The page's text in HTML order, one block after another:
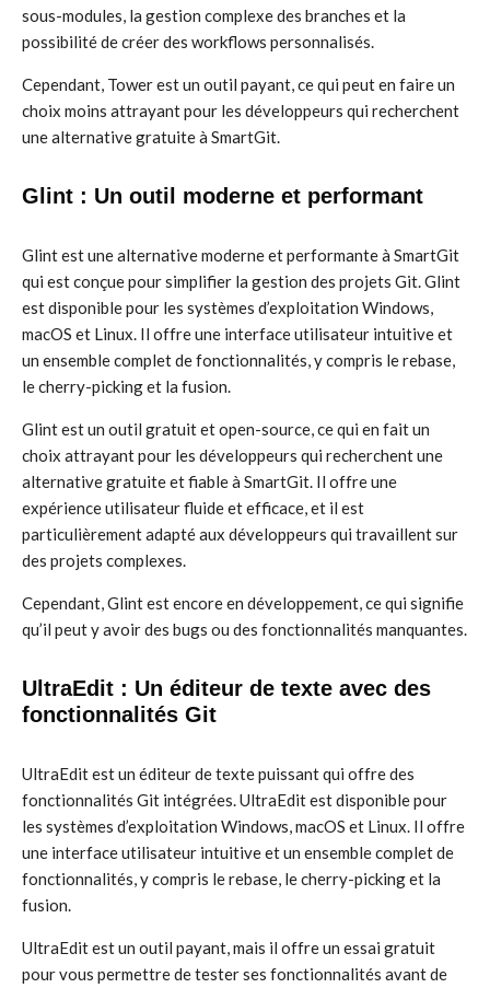
sous-modules, la gestion complexe des branches et la
possibilité de créer des workflows personnalisés.
Cependant, Tower est un outil payant, ce qui peut en faire un
choix moins attrayant pour les développeurs qui recherchent
une alternative gratuite à SmartGit.
Glint : Un outil moderne et performant
Glint est une alternative moderne et performante à SmartGit
qui est conçue pour simplifier la gestion des projets Git. Glint
est disponible pour les systèmes d’exploitation Windows,
macOS et Linux. Il offre une interface utilisateur intuitive et
un ensemble complet de fonctionnalités, y compris le rebase,
le cherry-picking et la fusion.
Glint est un outil gratuit et open-source, ce qui en fait un
choix attrayant pour les développeurs qui recherchent une
alternative gratuite et fiable à SmartGit. Il offre une
expérience utilisateur fluide et efficace, et il est
particulièrement adapté aux développeurs qui travaillent sur
des projets complexes.
Cependant, Glint est encore en développement, ce qui signifie
qu’il peut y avoir des bugs ou des fonctionnalités manquantes.
UltraEdit : Un éditeur de texte avec des
fonctionnalités Git
UltraEdit est un éditeur de texte puissant qui offre des
fonctionnalités Git intégrées. UltraEdit est disponible pour
les systèmes d’exploitation Windows, macOS et Linux. Il offre
une interface utilisateur intuitive et un ensemble complet de
fonctionnalités, y compris le rebase, le cherry-picking et la
fusion.
UltraEdit est un outil payant, mais il offre un essai gratuit
pour vous permettre de tester ses fonctionnalités avant de